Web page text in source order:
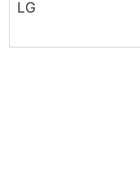
LG